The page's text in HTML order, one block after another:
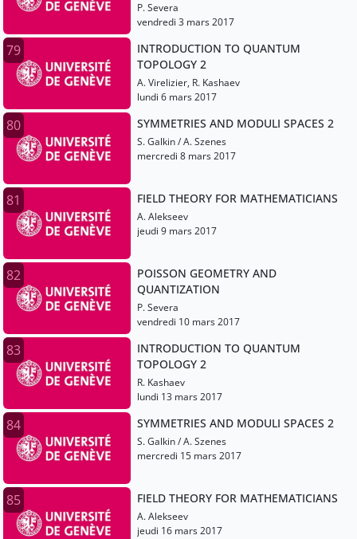
P. Severa
vendredi 3 mars 2017
79
INTRODUCTION TO QUANTUM
TOPOLOGY 2
A. Virelizier, R. Kashaev
lundi 6 mars 2017
80 SYMMETRIES AND MODULI SPACES 2
S. Galkin / A. Szenes
mercredi 8 mars 2017
81 FIELD THEORY FOR MATHEMATICIANS
A. Alekseev
jeudi 9 mars 2017
82
POISSON GEOMETRY AND
QUANTIZATION
P. Severa
vendredi 10 mars 2017
83
INTRODUCTION TO QUANTUM
TOPOLOGY 2
R. Kashaev
lundi 13 mars 2017
84 SYMMETRIES AND MODULI SPACES 2
S. Galkin / A. Szenes
mercredi 15 mars 2017
85 FIELD THEORY FOR MATHEMATICIANS
A. Alekseev
jeudi 16 mars 2017